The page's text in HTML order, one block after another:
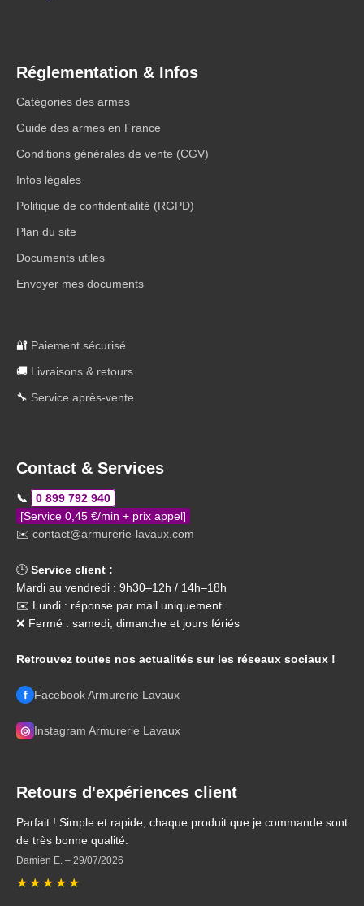
Réglementation & Infos
Catégories des armes
Guide des armes en France
Conditions générales de vente (CGV)
Infos légales
Politique de confidentialité (RGPD)
Plan du site
Documents utiles
Envoyer mes documents
🔐 Paiement sécurisé
🚚 Livraisons & retours
🔧 Service après-vente
Contact & Services
📞
0 899 792 940
[Service 0,45 €/min + prix appel]
✉️ contact@armurerie-lavaux.com
🕒 Service client :
Mardi au vendredi : 9h30–12h / 14h–18h
✉️ Lundi : réponse par mail uniquement
❌ Fermé : samedi, dimanche et jours fériés
Retrouvez toutes nos actualités sur les réseaux sociaux !
f Facebook Armurerie Lavaux
◎ Instagram Armurerie Lavaux
Retours d'expériences client
Parfait ! Simple et rapide, chaque produit que je commande sont
de très bonne qualité.
Damien E. – 29/07/2026
★ ★ ★ ★ ★